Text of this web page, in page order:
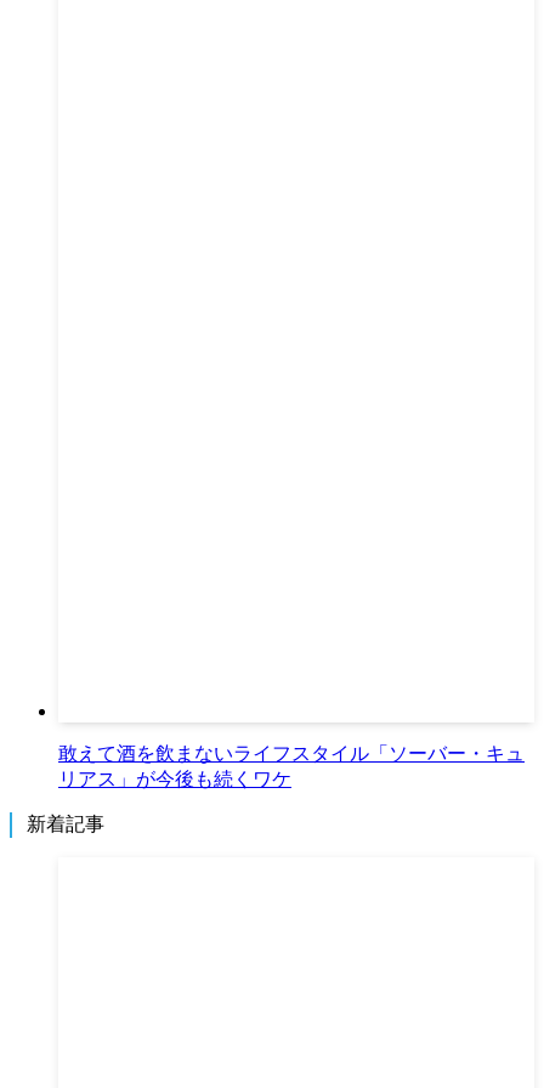
敢えて酒を飲まないライフスタイル「ソーバー・キュ
リアス」が今後も続くワケ
新着記事